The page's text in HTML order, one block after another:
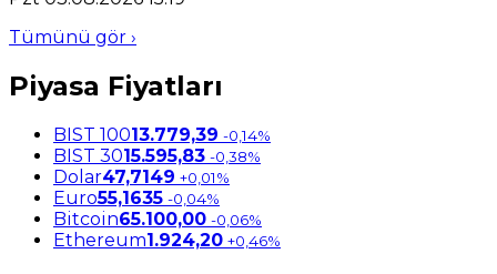
Tümünü gör ›
Piyasa Fiyatları
BIST 10013.779,39 -0,14%
BIST 3015.595,83 -0,38%
Dolar47,7149 +0,01%
Euro55,1635 -0,04%
Bitcoin65.100,00 -0,06%
Ethereum1.924,20 +0,46%